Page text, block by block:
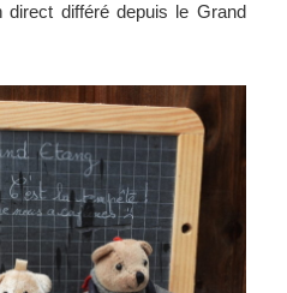
différé depuis le Grand